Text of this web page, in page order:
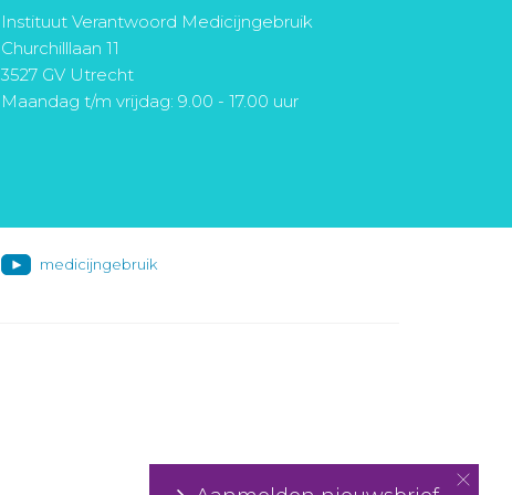
Instituut Verantwoord Medicijngebruik
Churchilllaan 11
3527 GV Utrecht
Maandag t/m vrijdag: 9.00 - 17.00 uur
medicijngebruik